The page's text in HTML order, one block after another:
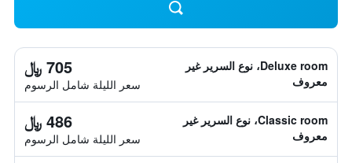
Deluxe room، نوع السرير غير
معروف
705 ﷼
سعر الليلة شامل الرسوم
Classic room، نوع السرير غير
معروف
486 ﷼
سعر الليلة شامل الرسوم